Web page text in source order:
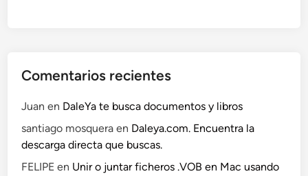
Comentarios recientes
Juan en DaleYa te busca documentos y libros
santiago mosquera en Daleya.com. Encuentra la
descarga directa que buscas.
FELIPE en Unir o juntar ficheros .VOB en Mac usando